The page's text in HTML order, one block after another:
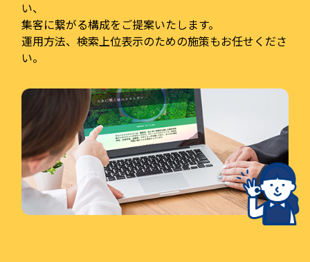
い、
集客に繋がる構成をご提案いたします。
運用方法、検索上位表示のための施策もお任せくださ
い。